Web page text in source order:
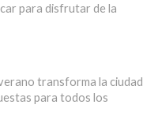
para disfrutar de la
transforma la ciudad
para todos los